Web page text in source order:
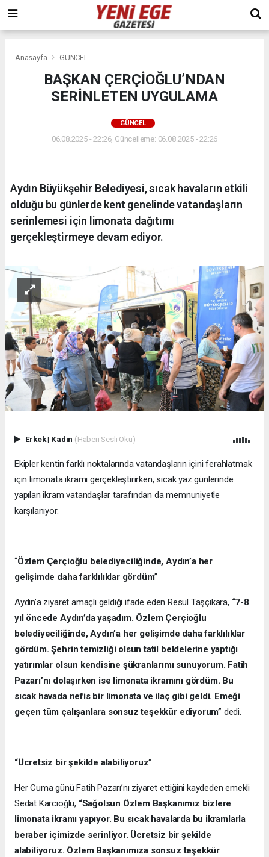
Anasayfa GÜNCEL
BAŞKAN ÇERÇİOĞLU’NDAN
SERİNLETEN UYGULAMA
GÜNCEL
06.08.2025 - 22:26, Güncelleme: 06.08.2025 - 22:26
Aydın Büyükşehir Belediyesi, sıcak havaların etkili
olduğu bu günlerde kent genelinde vatandaşların
serinlemesi için limonata dağıtımı
gerçekleştirmeye devam ediyor.
Erkek| Kadın (Haberi Sesli Oku)
Ekipler kentin farklı noktalarında vatandaşların içini ferahlatmak
için limonata ikramı gerçekleştirirken, sıcak yaz günlerinde
yapılan ikram vatandaşlar tarafından da memnuniyetle
karşılanıyor.
“Özlem Çerçioğlu belediyeciliğinde, Aydın’a her
gelişimde daha farklılıklar gördüm”
Aydın’a ziyaret amaçlı geldiği ifade eden Resul Taşçıkara, “7-8
yıl öncede Aydın’da yaşadım. Özlem Çerçioğlu
belediyeciliğinde, Aydın’a her gelişimde daha farklılıklar
gördüm. Şehrin temizliği olsun tatil beldelerine yaptığı
yatırımlar olsun kendisine şükranlarımı sunuyorum. Fatih
Pazarı’nı dolaşırken ise limonata ikramını gördüm. Bu
sıcak havada nefis bir limonata ve ilaç gibi geldi. Emeği
geçen tüm çalışanlara sonsuz teşekkür ediyorum” dedi.
“Ücretsiz bir şekilde alabiliyoruz”
Her Cuma günü Fatih Pazarı’nı ziyaret ettiğini kaydeden emekli
Sedat Karcıoğlu, “Sağolsun Özlem Başkanımız bizlere
limonata ikramı yapıyor. Bu sıcak havalarda bu ikramlarla
beraber içimizde serinliyor. Ücretsiz bir şekilde
alabiliyoruz. Özlem Başkanımıza sonsuz teşekkür